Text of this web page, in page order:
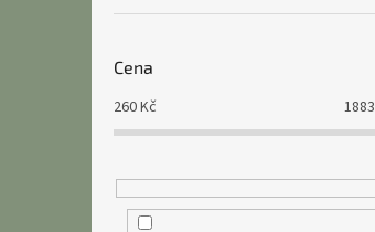
Cena
260Kč 1883